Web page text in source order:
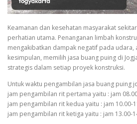
Keamanan dan kesehatan masyarakat
perhatian utama. Penanganan limbah
mengakibatkan dampak negatif pada udara,
kesimpulan, memilih jasa buang puing di
strategis dalam setiap proyek konstruksi.
Untuk waktu pengambilan jasa buang puing
jam pengambilan rit pertama yaitu : jam
jam pengambilan rit kedua yaitu : jam 10.00-
jam pengambilan rit ketiga yaitu : jam 13.00-